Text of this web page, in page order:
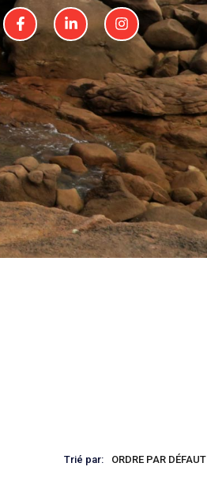
Trié par: ORDRE PAR DÉFAUT